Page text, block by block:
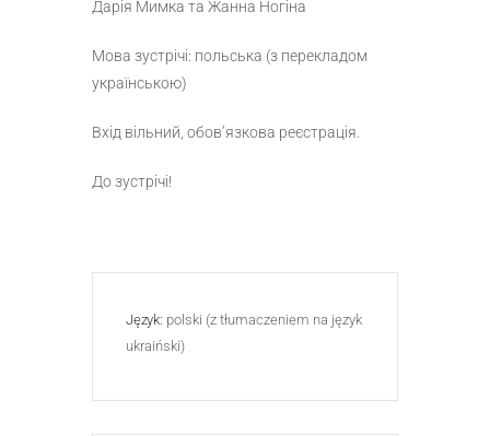
Дарія Мимка та Жанна Ногіна
Мова зустрічі: польська (з перекладом
українською)
Вхід вільний, обов’язкова реєстрація.
До зустрічі!
Język: polski (z tłumaczeniem na język
ukraiński)